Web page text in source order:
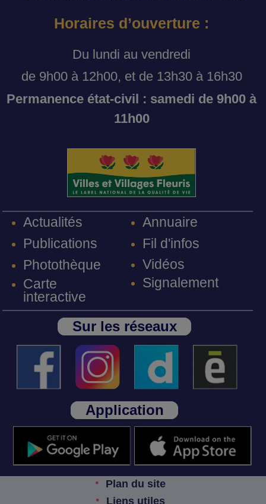
Horaires d’ouverture :
Du lundi au vendredi
de 9h00 à 12h00, et de 13h30 à 16h30
Permanence état-civil : samedi de 9h00 à
11h00
Actualités
Publications
Photothèque
Carte
interactive
Annuaire
Fil d'infos
Vidéos
Signalement
Sur les réseaux
Application
Plan du site
Liens utiles